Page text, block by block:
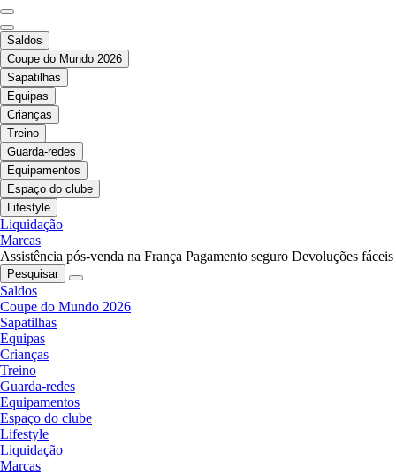
Saldos
Coupe do Mundo 2026
Sapatilhas
Equipas
Crianças
Treino
Guarda-redes
Equipamentos
Espaço do clube
Lifestyle
Liquidação
Marcas
Assistência pós-venda na França Pagamento seguro Devoluções fáceis
Pesquisar
Saldos
Coupe do Mundo 2026
Sapatilhas
Equipas
Crianças
Treino
Guarda-redes
Equipamentos
Espaço do clube
Lifestyle
Liquidação
Marcas